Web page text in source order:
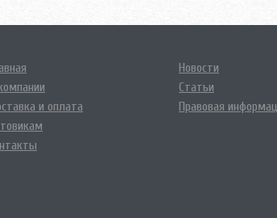
и оплата
Новости
Статьи
Правовая